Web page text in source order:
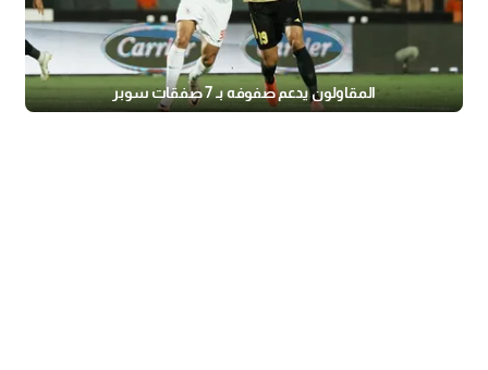
المقاولون يدعم صفوفه بـ 7 صفقات سوبر